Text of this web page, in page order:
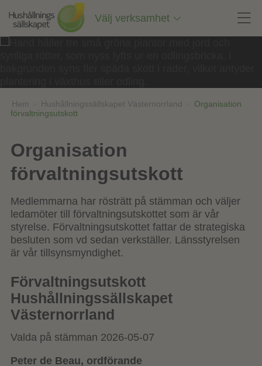
innehåll
sidan
Välj verksamhet
Hem Hushållningssällskapet Västernorrland
Organisation
förvaltningsutskott
Organisation
förvaltningsutskott
Medlemmarna har rösträtt på stämman och väljer
ledamöter till förvaltningsutskottet som är vår
styrelse. Förvaltningsutskottet fattar de strategiska
besluten som vd sedan verkställer. Länsstyrelsen
är vår tillsynsmyndighet.
Förvaltningsutskott
Hushållningssällskapet
Västernorrland
Valda på stämman 2026-05-07
Peter de Beau, ordförande